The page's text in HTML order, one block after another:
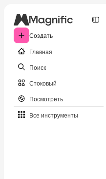
Создать
Главная
Поиск
Стоковый
Посмотреть
Все инструменты